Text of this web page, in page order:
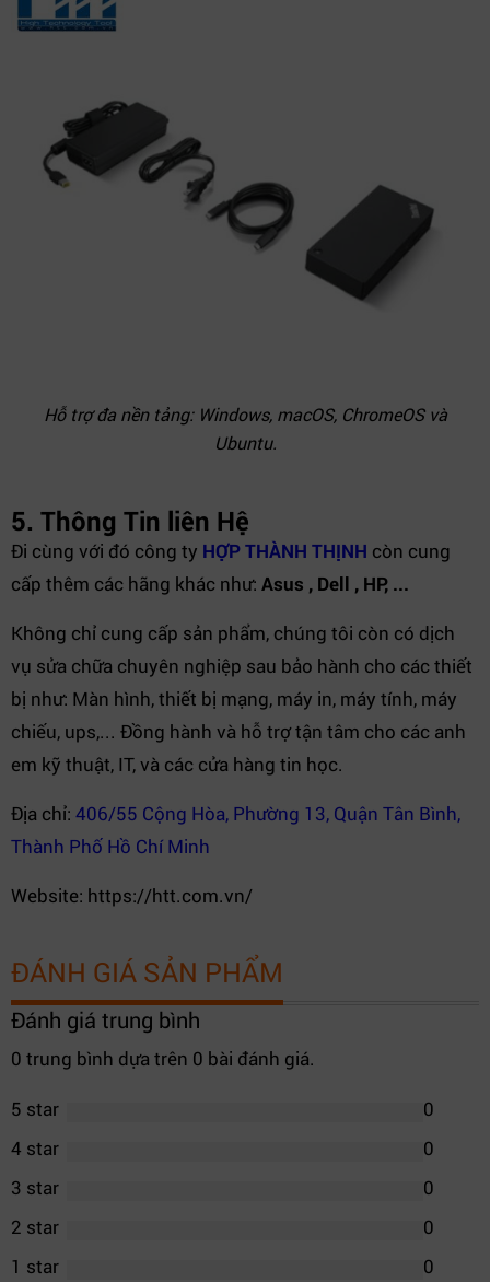
Hỗ trợ đa nền tảng: Windows, macOS, ChromeOS và
Ubuntu.
5. Thông Tin liên Hệ
Đi cùng với đó công ty HỢP THÀNH THỊNH còn cung
cấp thêm các hãng khác như: Asus , Dell , HP, ...
Không chỉ cung cấp sản phẩm, chúng tôi còn có dịch
vụ sửa chữa chuyên nghiệp sau bảo hành cho các thiết
bị như: Màn hình, thiết bị mạng, máy in, máy tính, máy
chiếu, ups,... Đồng hành và hỗ trợ tận tâm cho các anh
em kỹ thuật, IT, và các cửa hàng tin học.
Địa chỉ: 406/55 Cộng Hòa, Phường 13, Quận Tân Bình,
Thành Phố Hồ Chí Minh
Website: https://htt.com.vn/
ĐÁNH GIÁ SẢN PHẨM
Đánh giá trung bình
0 trung bình dựa trên 0 bài đánh giá.
5 star
0
4 star
0
3 star
0
2 star
0
1 star
0